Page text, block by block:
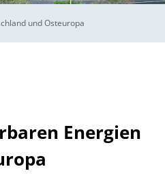
und Osteuropa
Energien